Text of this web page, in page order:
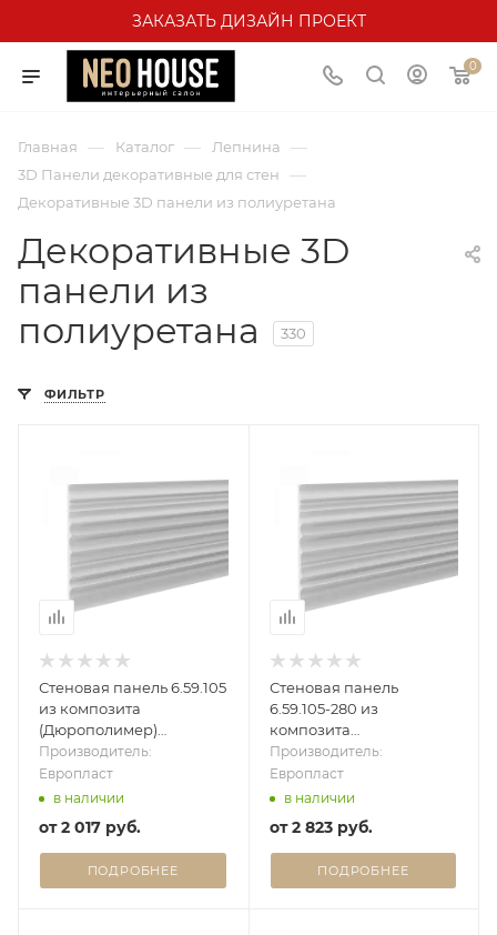
ЗАКАЗАТЬ ДИЗАЙН ПРОЕКТ
0
Главная — Каталог — Лепнина —
3D Панели декоративные для стен —
Декоративные 3D панели из полиуретана
Декоративные 3D
панели из
полиуретана
330
ФИЛЬТР
Стеновая панель 6.59.105
из композита
(Дюрополимер)
Европласт - 3D панель
Производитель:
Европласт
в наличии
от2 017 руб.
ПОДРОБНЕЕ
Стеновая панель
6.59.105-280 из
композита
(Дюрополимер)
Европласт - 3D панель
Производитель:
Европласт
в наличии
от2 823 руб.
ПОДРОБНЕЕ